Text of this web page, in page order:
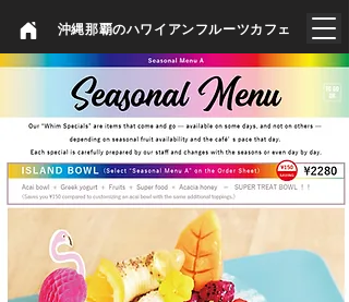
​沖縄那覇のハワイアンフルーツカフェ